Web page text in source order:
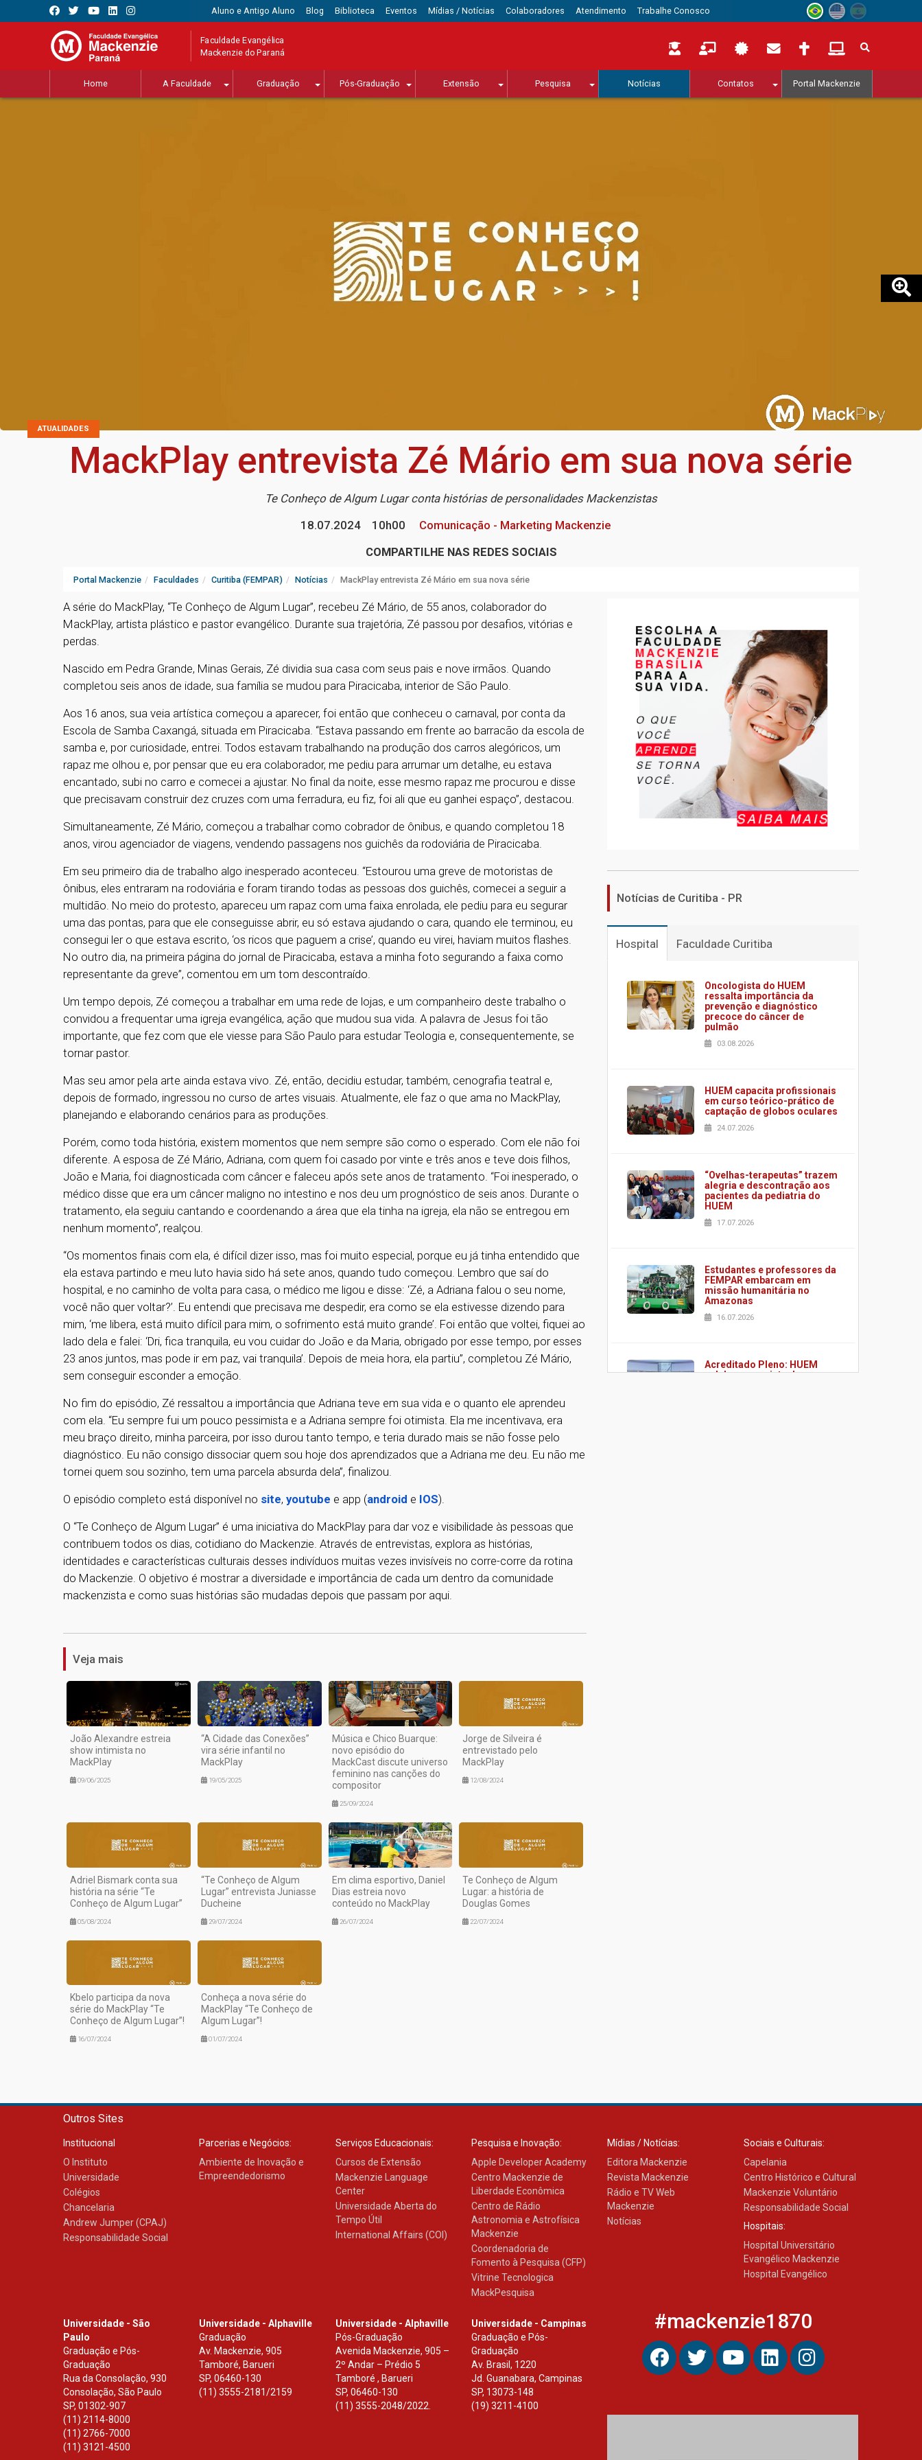
Aluno e Antigo Aluno Blog Biblioteca Eventos Mídias / Notícias Colaboradores Atendimento Trabalhe Conosco
Faculdade Evangélica
Mackenzie do Paraná
Home A Faculdade Graduação Pós-Graduação Extensão Pesquisa Notícias Contatos Portal Mackenzie
ATUALIDADES
MackPlay entrevista Zé Mário em sua nova série
Te Conheço de Algum Lugar conta histórias de personalidades Mackenzistas
18.07.2024
10h00
Comunicação - Marketing Mackenzie
COMPARTILHE NAS REDES SOCIAIS
Portal Mackenzie Faculdades Curitiba (FEMPAR) Notícias MackPlay entrevista Zé Mário em sua nova série
A série do MackPlay, “Te Conheço de Algum Lugar”, recebeu Zé Mário, de 55 anos, colaborador do
MackPlay, artista plástico e pastor evangélico. Durante sua trajetória, Zé passou por desafios, vitórias e
perdas.
Nascido em Pedra Grande, Minas Gerais, Zé dividia sua casa com seus pais e nove irmãos. Quando
completou seis anos de idade, sua família se mudou para Piracicaba, interior de São Paulo.
Aos 16 anos, sua veia artística começou a aparecer, foi então que conheceu o carnaval, por conta da
Escola de Samba Caxangá, situada em Piracicaba. “Estava passando em frente ao barracão da escola de
samba e, por curiosidade, entrei. Todos estavam trabalhando na produção dos carros alegóricos, um
rapaz me olhou e, por pensar que eu era colaborador, me pediu para arrumar um detalhe, eu estava
encantado, subi no carro e comecei a ajustar. No final da noite, esse mesmo rapaz me procurou e disse
que precisavam construir dez cruzes com uma ferradura, eu fiz, foi ali que eu ganhei espaço”, destacou.
Simultaneamente, Zé Mário, começou a trabalhar como cobrador de ônibus, e quando completou 18
anos, virou agenciador de viagens, vendendo passagens nos guichês da rodoviária de Piracicaba.
Em seu primeiro dia de trabalho algo inesperado aconteceu. “Estourou uma greve de motoristas de
ônibus, eles entraram na rodoviária e foram tirando todas as pessoas dos guichês, comecei a seguir a
multidão. No meio do protesto, apareceu um rapaz com uma faixa enrolada, ele pediu para eu segurar
uma das pontas, para que ele conseguisse abrir, eu só estava ajudando o cara, quando ele terminou, eu
consegui ler o que estava escrito, ‘os ricos que paguem a crise’, quando eu virei, haviam muitos flashes.
No outro dia, na primeira página do jornal de Piracicaba, estava a minha foto segurando a faixa como
representante da greve”, comentou em um tom descontraído.
Um tempo depois, Zé começou a trabalhar em uma rede de lojas, e um companheiro deste trabalho o
convidou a frequentar uma igreja evangélica, ação que mudou sua vida. A palavra de Jesus foi tão
importante, que fez com que ele viesse para São Paulo para estudar Teologia e, consequentemente, se
tornar pastor.
Mas seu amor pela arte ainda estava vivo. Zé, então, decidiu estudar, também, cenografia teatral e,
depois de formado, ingressou no curso de artes visuais. Atualmente, ele faz o que ama no MackPlay,
planejando e elaborando cenários para as produções.
Porém, como toda história, existem momentos que nem sempre são como o esperado. Com ele não foi
diferente. A esposa de Zé Mário, Adriana, com quem foi casado por vinte e três anos e teve dois filhos,
João e Maria, foi diagnosticada com câncer e faleceu após sete anos de tratamento. “Foi inesperado, o
médico disse que era um câncer maligno no intestino e nos deu um prognóstico de seis anos. Durante o
tratamento, ela seguiu cantando e coordenando a área que ela tinha na igreja, ela não se entregou em
nenhum momento”, realçou.
“Os momentos finais com ela, é difícil dizer isso, mas foi muito especial, porque eu já tinha entendido que
ela estava partindo e meu luto havia sido há sete anos, quando tudo começou. Lembro que saí do
hospital, e no caminho de volta para casa, o médico me ligou e disse: ‘Zé, a Adriana falou o seu nome,
você não quer voltar?’. Eu entendi que precisava me despedir, era como se ela estivesse dizendo para
mim, ‘me libera, está muito difícil para mim, o sofrimento está muito grande’. Foi então que voltei, fiquei ao
lado dela e falei: ‘Dri, fica tranquila, eu vou cuidar do João e da Maria, obrigado por esse tempo, por esses
23 anos juntos, mas pode ir em paz, vai tranquila’. Depois de meia hora, ela partiu”, completou Zé Mário,
sem conseguir esconder a emoção.
No fim do episódio, Zé ressaltou a importância que Adriana teve em sua vida e o quanto ele aprendeu
com ela. “Eu sempre fui um pouco pessimista e a Adriana sempre foi otimista. Ela me incentivava, era
meu braço direito, minha parceira, por isso durou tanto tempo, e teria durado mais se não fosse pelo
diagnóstico. Eu não consigo dissociar quem sou hoje dos aprendizados que a Adriana me deu. Eu não me
tornei quem sou sozinho, tem uma parcela absurda dela”, finalizou.
O episódio completo está disponível no site, youtube e app (android e IOS).
O “Te Conheço de Algum Lugar” é uma iniciativa do MackPlay para dar voz e visibilidade às pessoas que
contribuem todos os dias, cotidiano do Mackenzie. Através de entrevistas, explora as histórias,
identidades e características culturais desses indivíduos muitas vezes invisíveis no corre-corre da rotina
do Mackenzie. O objetivo é mostrar a diversidade e importância de cada um dentro da comunidade
mackenzista e como suas histórias são mudadas depois que passam por aqui.
1
Veja mais
João Alexandre estreia
show intimista no
MackPlay
09/06/2025
“A Cidade das Conexões”
vira série infantil no
MackPlay
19/05/2025
Música e Chico Buarque:
novo episódio do
MackCast discute universo
feminino nas canções do
compositor
25/09/2024
Jorge de Silveira é
entrevistado pelo
MackPlay
12/08/2024
Adriel Bismark conta sua
história na série “Te
Conheço de Algum Lugar”
05/08/2024
“Te Conheço de Algum
Lugar” entrevista Juniasse
Ducheine
29/07/2024
Em clima esportivo, Daniel
Dias estreia novo
conteúdo no MackPlay
26/07/2024
Te Conheço de Algum
Lugar: a história de
Douglas Gomes
22/07/2024
Kbelo participa da nova
série do MackPlay “Te
Conheço de Algum Lugar”!
16/07/2024
Conheça a nova série do
MackPlay “Te Conheço de
Algum Lugar”!
01/07/2024
Notícias de Curitiba - PR
Hospital Faculdade Curitiba
Oncologista do HUEM
ressalta importância da
prevenção e diagnóstico
precoce do câncer de
pulmão
03.08.2026
HUEM capacita profissionais
em curso teórico-prático de
captação de globos oculares
24.07.2026
“Ovelhas-terapeutas” trazem
alegria e descontração aos
pacientes da pediatria do
HUEM
17.07.2026
Estudantes e professores da
FEMPAR embarcam em
missão humanitária no
Amazonas
16.07.2026
Acreditado Pleno: HUEM
celebra conquista de
Outros Sites
Institucional
O Instituto
Universidade
Colégios
Chancelaria
Andrew Jumper (CPAJ)
Responsabilidade Social
Parcerias e Negócios:
Ambiente de Inovação e
Empreendedorismo
Serviços Educacionais:
Cursos de Extensão
Mackenzie Language
Center
Universidade Aberta do
Tempo Útil
International Affairs (COI)
Pesquisa e Inovação:
Apple Developer Academy
Centro Mackenzie de
Liberdade Econômica
Centro de Rádio
Astronomia e Astrofísica
Mackenzie
Coordenadoria de
Fomento à Pesquisa (CFP)
Vitrine Tecnologica
MackPesquisa
Mídias / Notícias:
Editora Mackenzie
Revista Mackenzie
Rádio e TV Web
Mackenzie
Notícias
Sociais e Culturais:
Capelania
Centro Histórico e Cultural
Mackenzie Voluntário
Responsabilidade Social
Hospitais:
Hospital Universitário
Evangélico Mackenzie
Hospital Evangélico
Universidade - São
Paulo
Graduação e Pós-
Graduação
Rua da Consolação, 930
Consolação, São Paulo
SP, 01302-907
(11) 2114-8000
(11) 2766-7000
(11) 3121-4500
Universidade - Alphaville
Graduação
Av. Mackenzie, 905
Tamboré, Barueri
SP,06460-130
(11) 3555-2181/2159
Universidade - Alphaville
Pós-Graduação
Avenida Mackenzie, 905 –
2º Andar – Prédio 5
Tamboré , Barueri
SP, 06460-130
(11) 3555-2048/2022.
Universidade - Campinas
Graduação e Pós-
Graduação
Av. Brasil, 1220
Jd. Guanabara, Campinas
SP, 13073-148
(19) 3211-4100
#mackenzie1870